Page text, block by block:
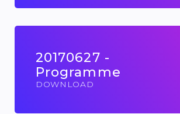
20170627 -
Programme
DOWNLOAD